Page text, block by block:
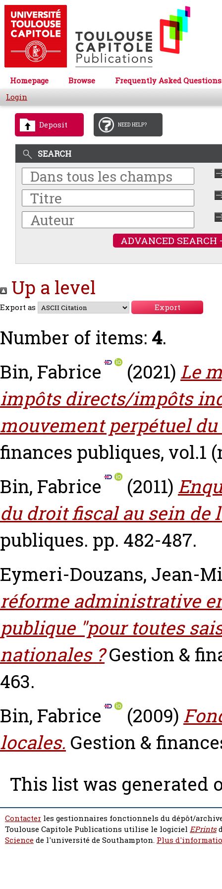
Homepage Browse
Frequently Asked Questions
Login
Deposit NEED HELP?
SEARCH
ADVANCED SEARCH
Up a level
Export as
Number of items: 4.
Bin, Fabrice
(2021) Le
impôts directs/impôts
mouvement perpétuel
finances publiques, vol.1
Bin, Fabrice
(2011)
du droit fiscal au sein de
publiques. pp. 482-487.
Eymeri-Douzans, Jean-
réforme administrative
publique "pour toutes
nationales ? Gestion &
463.
Bin, Fabrice
(2009)
locales. Gestion &
This list was generated
Contacter les gestionnaires fonctionnels du dépôt/
Toulouse Capitole Publications utilise le logiciel EPrints
Sciencede l'université de Southampton. Plus